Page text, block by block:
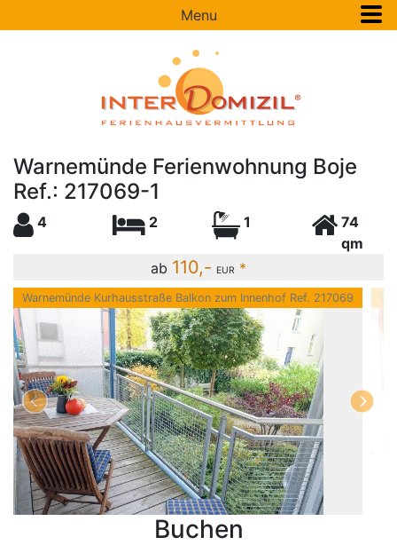
Menu
Warnemünde Ferienwohnung Boje
Ref.: 217069-1
4 2 1
74
qm
ab 110,- EUR *
Warnemünde Kurhausstraße Balkon zum Innenhof Ref. 217069
Buchen